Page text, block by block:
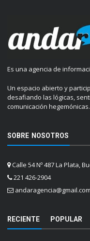
Es una agencia de
Un espacio abierto y
desafiando las lógicas,
comunicación hegemónicas.
SOBRE NOSOTROS
Calle 54 Nº 487 La Plata,
221 426-2904
andaragencia@gmail.com
RECIENTE POPULAR